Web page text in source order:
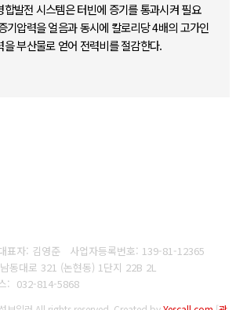
합발전 시스템은 터빈에 증기를 통과시켜 필요
기압력을 얼음과 동시에 칼로리당 4배의 고가인
을 부산물로 얻어 전력비를 절감한다.
표자: 김영준 사업자등록번호: 139-81-12365
동대로 321 (논현동) 1단지 22B 2L
: 032-814-5868